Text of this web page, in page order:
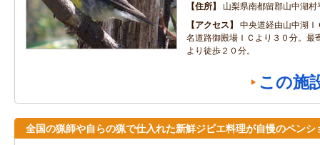
住所
山梨県南都留郡山中湖村
アクセス
中央道経由山中湖
名道路御殿場ＩＣより３０分。最
より徒歩２０分。
この施
全国の猟師や自らの猟で仕入れた新鮮ジビエ料理が自慢のペンシ